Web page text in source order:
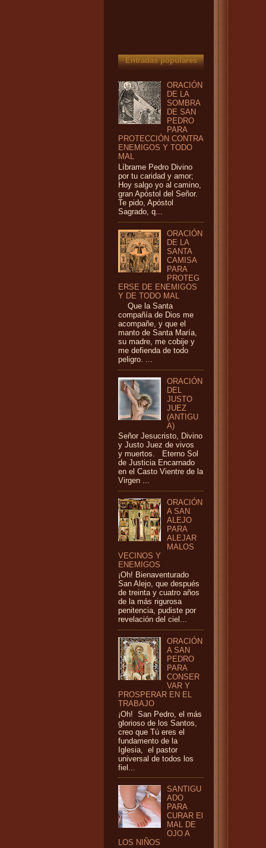
Entradas populares
ORACIÓN
DE LA
SOMBRA
DE SAN
PEDRO
PARA
PROTECCIÓN CONTRA
ENEMIGOS Y TODO
MAL
Líbrame Pedro Divino
por tu caridad y amor;
Hoy salgo yo al camino,
gran Apóstol del Señor.
Te pido, Apóstol
Sagrado, q...
ORACIÓN
DE LA
SANTA
CAMISA
PARA
PROTEG
ERSE DE ENEMIGOS
Y DE TODO MAL
Que la Santa
compañía de Dios me
acompañe, y que el
manto de Santa María,
su madre, me cobije y
me defienda de todo
peligro. ...
ORACIÓN
DEL
JUSTO
JUEZ
(ANTIGU
A)
Señor Jesucristo, Divino
y Justo Juez de vivos
y muertos. Eterno Sol
de Justicia Encarnado
en el Casto Vientre de la
Virgen ...
ORACIÓN
A SAN
ALEJO
PARA
ALEJAR
MALOS
VECINOS Y
ENEMIGOS
¡Oh! Bienaventurado
San Alejo, que después
de treinta y cuatro años
de la más rigurosa
penitencia, pudiste por
revelación del ciel...
ORACIÓN
A SAN
PEDRO
PARA
CONSER
VAR Y
PROSPERAR EN EL
TRABAJO
¡Oh! San Pedro, el más
glorioso de los Santos,
creo que Tú eres el
fundamento de la
Iglesia, el pastor
universal de todos los
fiel...
SANTIGU
ADO
PARA
CURAR El
MAL DE
OJO A
LOS NIÑOS